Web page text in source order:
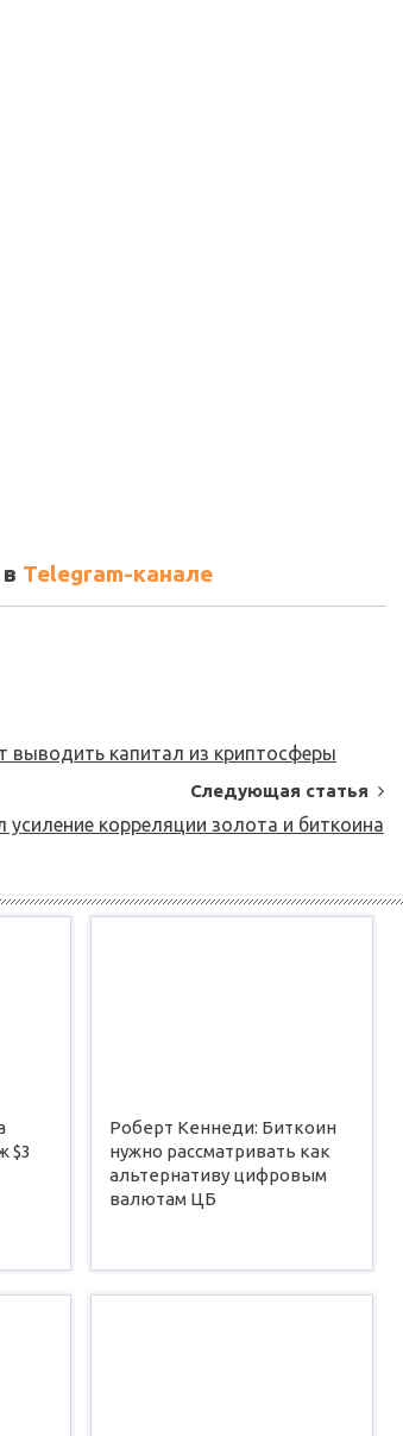
Telegram-канале
выводить капитал из криптосферы
Следующая статья
корреляции золота и биткоина
$3
Роберт Кеннеди: Биткоин
нужно рассматривать как
альтернативу цифровым
валютам ЦБ